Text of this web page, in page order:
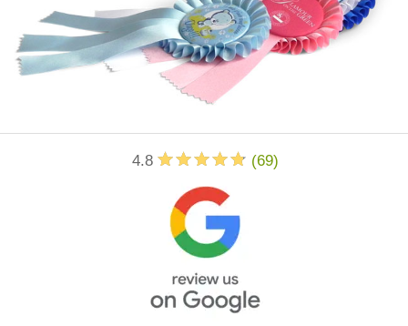
4.8 (69)